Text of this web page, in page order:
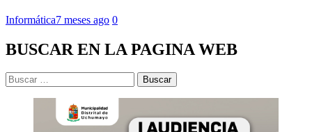
Informática7 meses ago 0
BUSCAR EN LA PAGINA WEB
Buscar: